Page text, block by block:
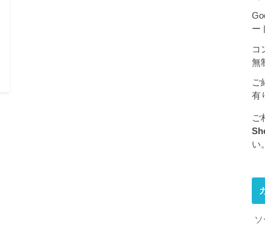
ー
コ
無
ご
有
ご
い。